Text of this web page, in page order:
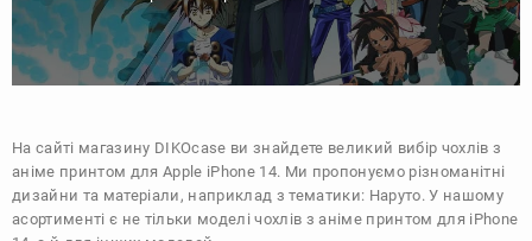
На сайті магазину DIKOcase ви знайдете великий вибір чохлів з
аніме принтом для Apple iPhone 14. Ми пропонуємо різноманітні
дизайни та матеріали, наприклад з тематики: Наруто. У нашому
асортименті є не тільки моделі чохлів з аніме принтом для iPhone